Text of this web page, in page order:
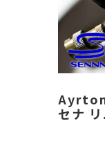
Ayrton
セナ